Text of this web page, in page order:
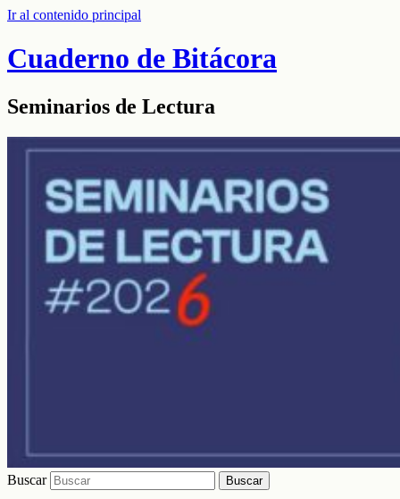
Ir al contenido principal
Cuaderno de Bitácora
Seminarios de Lectura
Buscar